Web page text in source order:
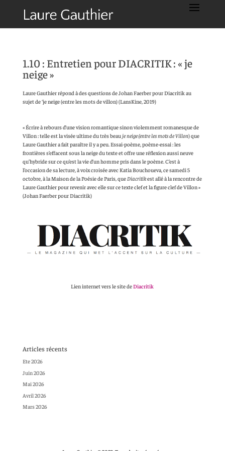
1.10 : Entretien pour DIACRITIK : « je
neige »
Laure Gauthier répond à des questions de Johan Faerber pour Diacritik au
sujet de ‘je neige (entre les mots de villon) (LansKine, 2019)
« Écrire à rebours d’une vision romantique sinon violemment romanesque de
Villon : telle est la visée ultime du très beauje neige (entre les mots de Villon) que
Laure Gauthier a fait paraître il y a peu. Essai-poème, poème-essai : les
frontières s’effacent sous la neige du texte et offre une réflexion aussi neuve
qu’hybride sur ce qu’est la vie d’un homme pris dans le poème. C’est à
l’occasion de sa lecture, à voix croisée avec Katia Bouchoueva, ce samedi 5
octobre, à la Maison de la Poésie de Paris, que Diacritikest allé à la rencontre de
Laure Gauthier pour revenir avec elle sur ce texte clef et la figure clef de Villon »
(Johan Faerber pour Diacritik)
Lien internet vers le site deDiacritik
Articles récents
Ete 2026
Juin 2026
Mai 2026
Avril 2026
Mars 2026